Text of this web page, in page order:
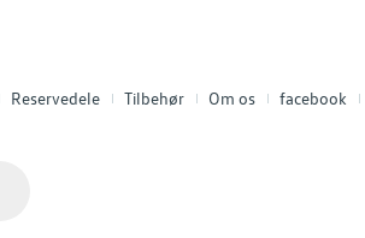
Reservedele Tilbehør Om os facebook